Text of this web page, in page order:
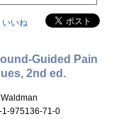
いいね
Guided Pain
2nd ed.
1-975136-71-0